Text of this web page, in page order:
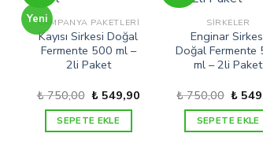
₺ 549,90.
YeniKAMPANYA PAKETLERI
Kayısı Sirkesi Doğal
Fermente 500 ml –
2li Paket
₺750,00 Orijinal
₺ 750,00.
₺549,90Şu
₺ 549,90.
SEPETE EKLE
SIRKELER
Enginar
Doğal Fermente
ml – 2li Paket
₺750,00
₺
₺
SEPETE EKLE